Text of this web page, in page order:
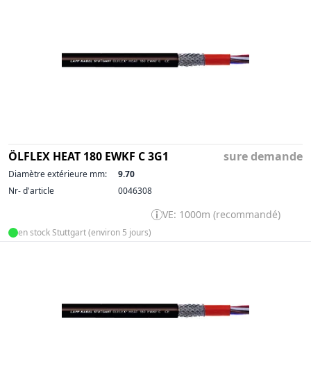
ÖLFLEX HEAT 180 EWKF C 3G1 sure demande
Diamètre extérieure mm:
9.70
Nr- d'article
0046308
VE: 1000m (recommandé)
en stock Stuttgart (environ 5 jours)